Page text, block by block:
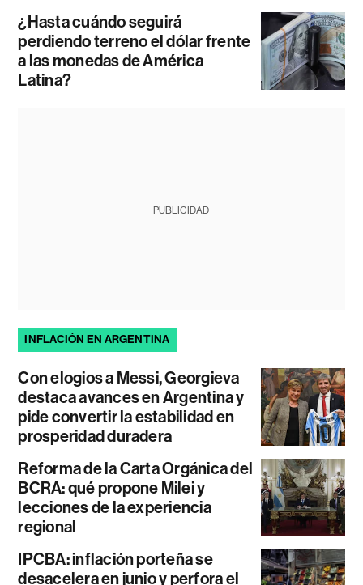
¿Hasta cuándo seguirá
perdiendo terreno el dólar frente
a las monedas de América
Latina?
PUBLICIDAD
INFLACIÓN EN ARGENTINA
Con elogios a Messi, Georgieva
destaca avances en Argentina y
pide convertir la estabilidad en
prosperidad duradera
Reforma de la Carta Orgánica del
BCRA: qué propone Milei y
lecciones de la experiencia
regional
IPCBA: inflación porteña se
desacelera en junio y perfora el